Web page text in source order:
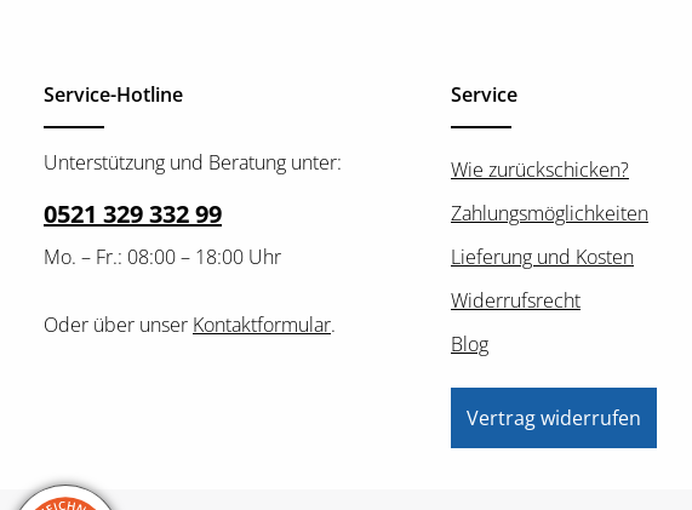
Service-Hotline
Unterstützung und Beratung unter:
0521 329 332 99
Mo. – Fr.: 08:00 – 18:00 Uhr
Oder über unser Kontaktformular.
Service
Wie zurückschicken?
Zahlungsmöglichkeiten
Lieferung und Kosten
Widerrufsrecht
Blog
Vertrag widerrufen